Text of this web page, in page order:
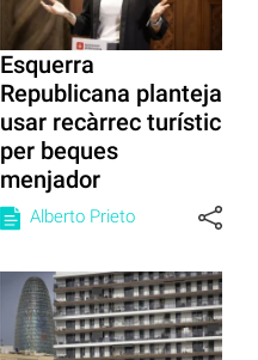
Esquerra
Republicana planteja
usar recàrrec turístic
per beques
menjador
Alberto Prieto